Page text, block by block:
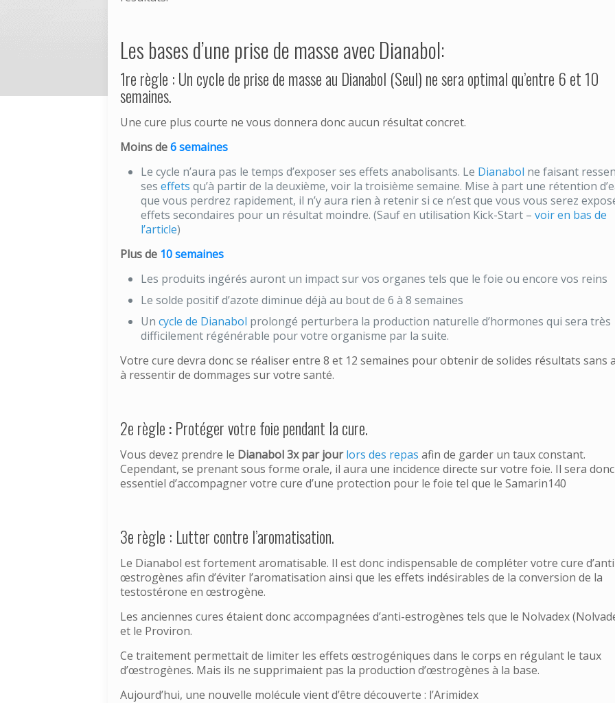
Les bases d’une prise de masse avec Dianabol:
1re règle : Un cycle de prise de masse au Dianabol (Seul) ne sera optimal qu’entre 6 et 10
semaines.
Une cure plus courte ne vous donnera donc aucun résultat concret.
Moins de6 semaines
Le cycle n’aura pas le temps d’exposer ses effets anabolisants. Le Dianabol ne faisant
ses effets qu’à partir de la deuxième, voir la troisième semaine. Mise à part une rétention
que vous perdrez rapidement, il n’y aura rien à retenir si ce n’est que vous vous serez
effets secondaires pour un résultat moindre. (Sauf en utilisation Kick-Start – voir en bas de
l’article)
Plus de 10 semaines
Les produits ingérés auront un impact sur vos organes tels que le foie ou encore vos reins
Le solde positif d’azote diminue déjà au bout de 6 à 8 semaines
Un cycle de Dianabol prolongé perturbera la production naturelle d’hormones qui sera très
difficilement régénérable pour votre organisme par la suite.
Votre cure devra donc se réaliser entre 8 et 12 semaines pour obtenir de solides résultats sans
à ressentir de dommages sur votre santé.
2e règle : Protéger votre foie pendant la cure.
Vous devez prendre le Dianabol 3x par jour lors des repas afin de garder un taux constant.
Cependant, se prenant sous forme orale, il aura une incidence directe sur votre foie. Il sera donc
essentiel d’accompagner votre cure d’une protection pour le foie tel que le Samarin140
3e règle : Lutter contre l’aromatisation.
Le Dianabol est fortement aromatisable. Il est donc indispensable de compléter votre cure
œstrogènes afin d’éviter l’aromatisation ainsi que les effets indésirables de la conversion de la
testostérone en œstrogène.
Les anciennes cures étaient donc accompagnées d’anti-estrogènes tels que le Nolvadex
et le Proviron.
Ce traitement permettait de limiter les effets œstrogéniques dans le corps en régulant le taux
d’œstrogènes. Mais ils ne supprimaient pas la production d’œstrogènes à la base.
Aujourd’hui, une nouvelle molécule vient d’être découverte : l’Arimidex